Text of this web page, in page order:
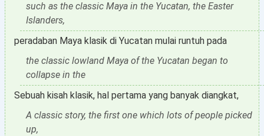
such as the classic Maya in the Yucatan, the Easter
Islanders,
peradaban Maya klasik di Yucatan mulai runtuh pada
the classic lowland Maya of the Yucatan began to
collapse in the
Sebuah kisah klasik, hal pertama yang banyak diangkat,
A classic story, the first one which lots of people picked
up,